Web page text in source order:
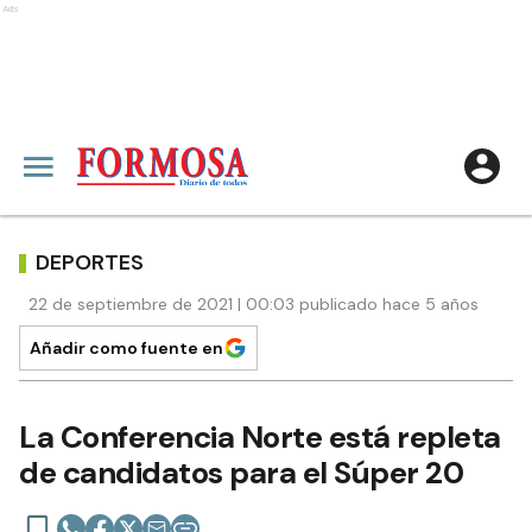
Ads
DEPORTES
22 de septiembre de 2021 | 00:03 publicado hace 5 años
Añadir como fuente en
La Conferencia Norte está repleta
de candidatos para el Súper 20